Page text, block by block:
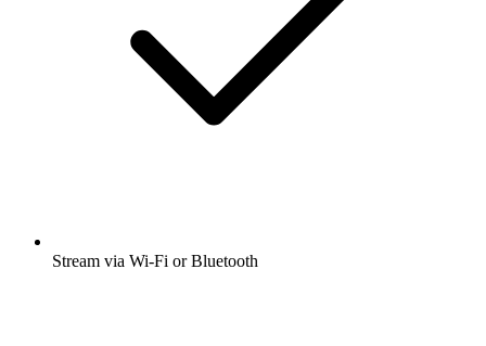
Stream via Wi-Fi or Bluetooth